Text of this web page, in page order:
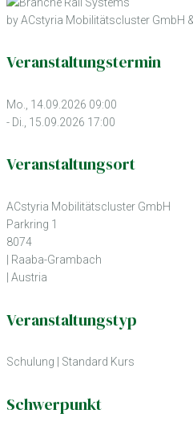
by ACstyria Mobilitätscluster GmbH
Veranstaltungstermin
Mo., 14.09.2026 09:00
- Di., 15.09.2026 17:00
Veranstaltungsort
ACstyria Mobilitätscluster GmbH
Parkring 1
8074
| Raaba-Grambach
| Austria
Veranstaltungstyp
Schulung Standard Kurs
Schwerpunkt